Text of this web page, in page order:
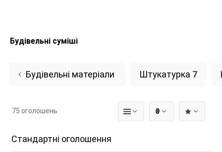
Будівельні суміші
Будівельні матеріали Штукатурка 7
₴
75 оголошень
Стандартні оголошення